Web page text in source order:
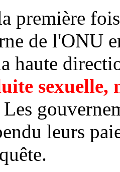
première
de l'ONU
haute
sexuelle,
Les
leurs